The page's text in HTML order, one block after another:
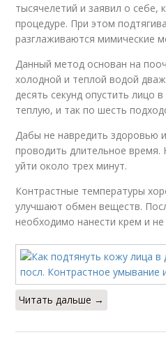
тысячелетий и заявил о себе,
процедуре. При этом
разглаживаются мимические
Данный метод основан на
холодной и теплой водой
десять секунд опустить лицо
теплую, и так по шесть
Дабы не навредить здоровью
проводить длительное
уйти около трех минут.
Контрастные температуры
улучшают обмен веществ.
необходимо нанести крем и
Читать дальше →